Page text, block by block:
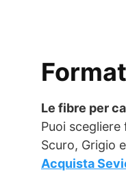
Le fibre per
Puoi
Scuro, Grigio
Acquista